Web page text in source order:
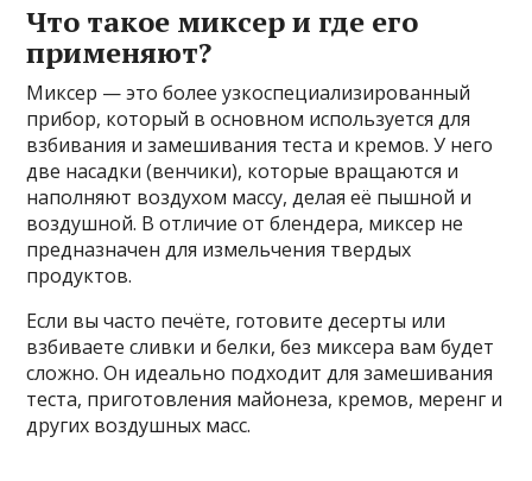
Что такое миксер и где его
применяют?
Миксер — это более узкоспециализированный
прибор, который в основном используется для
взбивания и замешивания теста и кремов. У него
две насадки (венчики), которые вращаются и
наполняют воздухом массу, делая её пышной и
воздушной. В отличие от блендера, миксер не
предназначен для измельчения твердых
продуктов.
Если вы часто печёте, готовите десерты или
взбиваете сливки и белки, без миксера вам будет
сложно. Он идеально подходит для замешивания
теста, приготовления майонеза, кремов, меренг и
других воздушных масс.